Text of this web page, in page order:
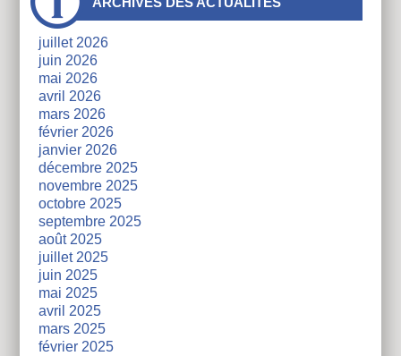
côtés
juillet 2026
juin 2026
mai 2026
avril 2026
mars 2026
février 2026
janvier 2026
décembre 2025
novembre 2025
octobre 2025
septembre 2025
août 2025
juillet 2025
juin 2025
mai 2025
avril 2025
mars 2025
février 2025